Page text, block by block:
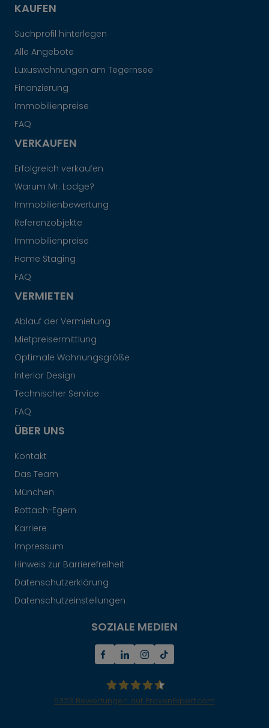
KAUFEN
Suchprofil hinterlegen
Alle Angebote
Luxuswohnungen am Tegernsee
Finanzierung
Immobilienpreise
FAQ
VERKAUFEN
Erfolgreich verkaufen
Warum Mr. Lodge?
Immobilienbewertung
Referenzobjekte
Immobilienpreise
Home Staging
FAQ
VERMIETEN
Ablauf der Vermietung
Mietpreisermittlung
Optimale Wohnungsgröße
Interior Design
Technischer Service
FAQ
ÜBER UNS
Kontakt
Das Team
München
Rottach-Egern
Karriere
Impressum
Hinweis zur Barrierefreiheit
Datenschutzerklärung
Datenschutzeinstellungen
SOZIALE MEDIEN
5323 Bewertungen auf ProvenExpert.com